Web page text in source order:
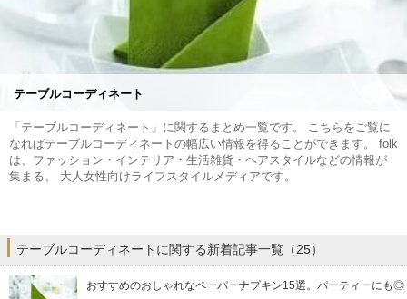
テーブルコーディネート
「テーブルコーディネート」に関するまとめ一覧です。 こちらをご覧に
なればテーブルコーディネートの幅広い情報を得ることができます。 folk
は、ファッション・インテリア・生活雑貨・ヘアスタイルなどの情報が
集まる、 大人女性向けライフスタイルメディアです。
テーブルコーディネートに関する新着記事一覧（25）
おすすめのおしゃれなペーパーナプキン15選。パーティーにも◎